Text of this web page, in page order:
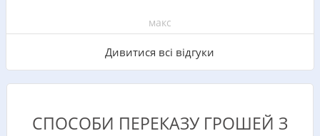
макс
Дивитися всі відгуки
СПОСОБИ ПЕРЕКАЗУ ГРОШЕЙ З